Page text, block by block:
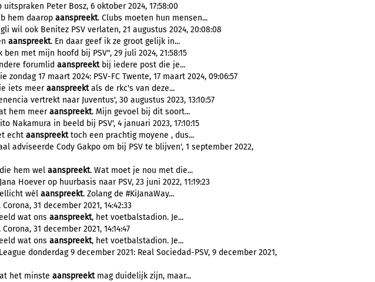
Peter Bosz, 6 oktober 2024, 17:58:00
hem daarop aanspreekt. Clubs moeten hun mensen...
wil ook Benitez PSV verlaten, 21 augustus 2024, 20:08:08
aanspreekt. En daar geef ik ze groot gelijk in...
met mijn hoofd bij PSV", 29 juli 2024, 21:58:15
forumlid aanspreektbij iedere post die je...
17 maart 2024: PSV-FC Twente, 17 maart 2024, 09:06:57
iets meeraanspreektals de rkc's van deze...
vertrekt naar Juventus', 30 augustus 2023, 13:10:57
hem meeraanspreekt. Mijn gevoel bij dit soort...
Nakamura in beeld bij PSV', 4 januari 2023, 17:10:15
echt aanspreekttoch een prachtig moyene , dus...
adviseerde Cody Gakpo om bij PSV te blijven', 1 september 2022,
hem wel aanspreekt. Wat moet je nou met die...
Hoever op huurbasis naar PSV, 23 juni 2022, 11:19:23
wél aanspreekt. Zolang de #KiJanaWay...
31 december 2021, 14:42:33
wat ons aanspreekt, het voetbalstadion. Je...
31 december 2021, 14:14:47
wat ons aanspreekt, het voetbalstadion. Je...
donderdag 9 december 2021: Real Sociedad-PSV, 9 december 2021,
het minste aanspreektmag duidelijk zijn, maar...